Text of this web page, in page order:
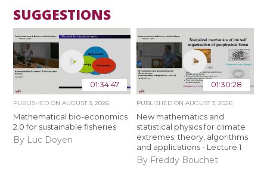
SUGGESTIONS
01:34:47
PUBLISHED ONAUGUST 3, 2026
Mathematical bio-economics
2.0 for sustainable fisheries
By Luc Doyen
01:30:28
PUBLISHED ON AUGUST 3, 2026
New mathematics and
statistical physics for climate
extremes: theory, algorithms
and applications - Lecture 1
By Freddy Bouchet